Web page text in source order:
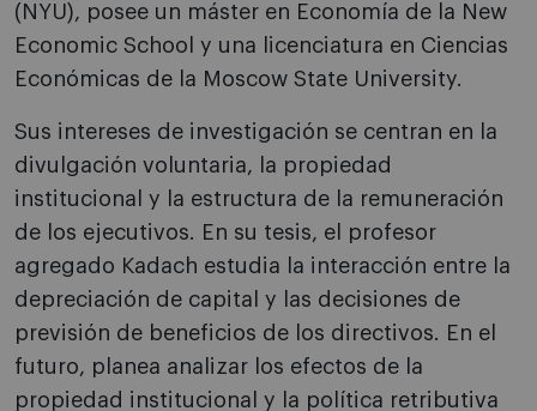
(NYU), posee un máster en Economía de la New
Economic School y una licenciatura en Ciencias
Económicas de la Moscow State University.
Sus intereses de investigación se centran en la
divulgación voluntaria, la propiedad
institucional y la estructura de la remuneración
de los ejecutivos. En su tesis, el profesor
agregado Kadach estudia la interacción entre la
depreciación de capital y las decisiones de
previsión de beneficios de los directivos. En el
futuro, planea analizar los efectos de la
propiedad institucional y la política retributiva